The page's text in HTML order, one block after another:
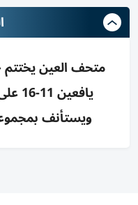
متحف العين
ويستأنف بمجموعة